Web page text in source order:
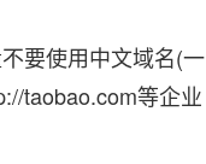
要使用中文域名(一
taobao.com等企业